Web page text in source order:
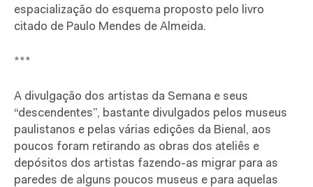
espacialização do esquema proposto pelo livro
citado de Paulo Mendes de Almeida.
***
A divulgação dos artistas da Semana e seus
“descendentes”, bastante divulgados pelos museus
paulistanos e pelas várias edições da Bienal, aos
poucos foram retirando as obras dos ateliês e
depósitos dos artistas fazendo-as migrar para as
paredes de alguns poucos museus e para aquelas